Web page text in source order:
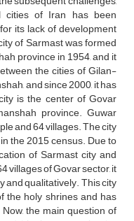
of Iran has been
its lack of development
of Sarmast was formed
province in 1954, and it
the cities of Gilan-
and since 2000, it has
is the center of Govar
province. Guwar
and 64 villages. The city
the 2015 census. Due to
of Sarmast city and
villages of Govar sector, it
and qualitatively. This city
the holy shrines and has
the main question of